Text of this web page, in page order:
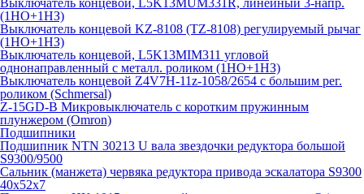
Выключатель концевой, L5K13MUM331R, линейный 3-напр.
(1НО+1НЗ)
Выключатель концевой KZ-8108 (TZ-8108) регулируемый рычаг
(1НО+1НЗ)
Выключатель концевой, L5K13MIM311 угловой
однонаправленный с металл. роликом (1НО+1НЗ)
Выключатель концевой Z4V7H-11z-1058/2654 с большим рег.
роликом (Schmersal)
Z-15GD-B Микровыключатель с коротким пружинным
плунжером (Omron)
Подшипники
Подшипник NTN 30213 U вала звездочки редуктора большой
S9300/9500
Сальник (манжета) червяка редуктора привода эскалатора S9300
40х52х7